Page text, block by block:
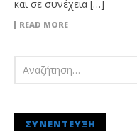
και σε συνέχεια […]
READ MORE
ΣΥΝΈΝΤΕΥΞΗ